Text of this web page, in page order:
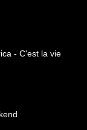
- C'est la vie